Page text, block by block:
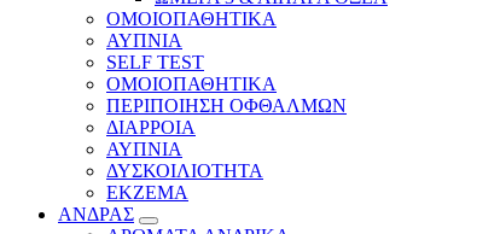
ΟΜΟΙΟΠΑΘΗΤΙΚΑ
ΑΥΠΝΙΑ
SELF TEST
ΟΜΟΙΟΠΑΘΗΤΙΚΑ
ΠΕΡΙΠΟΙΗΣΗ ΟΦΘΑΛΜΩΝ
ΔΙΑΡΡΟΙΑ
ΑΥΠΝΙΑ
ΔΥΣΚΟΙΛΙΟΤΗΤΑ
ΕΚΖΕΜΑ
ΑΝΔΡΑΣ